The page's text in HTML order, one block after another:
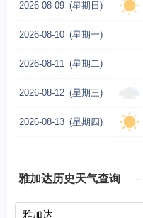
2026-08-09 (星期日)
2026-08-10 (星期一)
2026-08-11 (星期二)
2026-08-12 (星期三)
2026-08-13 (星期四)
雅加达历史天气查询